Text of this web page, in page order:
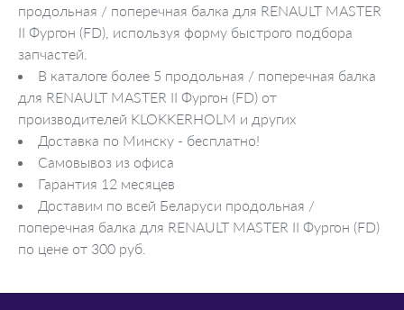
продольная / поперечная балка для RENAULT MASTER
II Фургон (FD), используя форму быстрого подбора
запчастей.
В каталоге более 5 продольная / поперечная балка
для RENAULT MASTER II Фургон (FD) от
производителей KLOKKERHOLM и других
Доставка по Минску - бесплатно!
Самовывоз из офиса
Гарантия 12 месяцев
Доставим по всей Беларуси продольная /
поперечная балка для RENAULT MASTER II Фургон (FD)
по цене от 300 руб.